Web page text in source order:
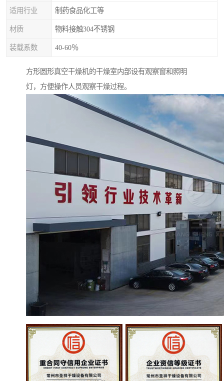
适用行业 制药食品化工等
材质 物料接触304不锈钢
装载系数 40-60％
方形圆形真空干燥机的干燥室内部设有观察窗和照明
灯，方便操作人员观察干燥过程。